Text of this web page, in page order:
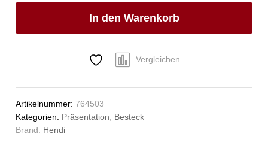
Stk.,
Profi
(L)198mm
Anzahl
In den Warenkorb
Vergleichen
Artikelnummer:764503
Kategorien: Präsentation
Besteck
Brand: Hendi